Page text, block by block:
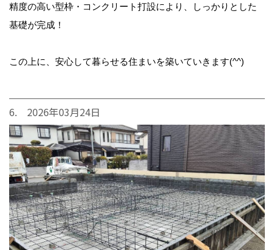
精度の高い型枠・コンクリート打設により、しっかりとした
基礎が完成！
この上に、安心して暮らせる住まいを築いていきます(^^)
6. 2026年03月24日